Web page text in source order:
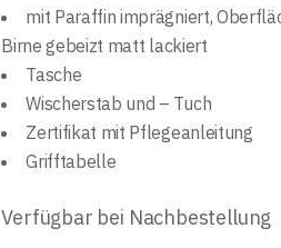
mit Paraffin imprägniert,
Birne gebeizt matt lackiert
Tasche
Wischerstab und – Tuch
Zertifikat mit Pflegeanleitung
Grifftabelle
Verfügbar bei Nachbestellung